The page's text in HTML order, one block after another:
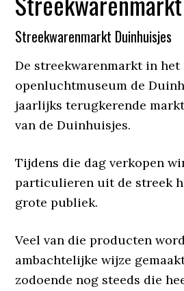
Streekwarenmarkt Duinhuisjes
De streekwarenmarkt in het
openluchtmuseum de
jaarlijks terugkerende
van de Duinhuisjes.
Tijdens die dag verkopen
particulieren uit de streek
grote publiek.
Veel van die producten
ambachtelijke wijze
zodoende nog steeds die